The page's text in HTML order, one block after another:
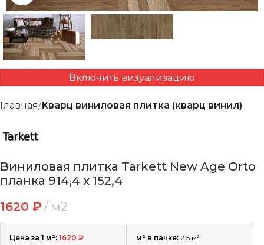
Включить визуализацию
Главная Кварц виниловая плитка (кварц винил)
Виниловая плитка Tarkett New Age Orto
планка 914,4 x 152,4
1620 ₽ м2
Цена за 1 м²: 1620 ₽ м² в пачке: 2.5 м²